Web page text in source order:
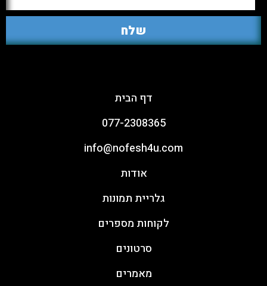
דף הבית
077-2308365
info@nofesh4u.com
אודות
גלריית תמונות
לקוחות מספרים
סרטונים
מאמרים